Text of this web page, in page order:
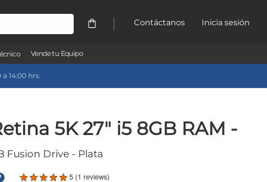
Contáctanos Inicia sesión
Vende tu Equipo
14:00 hrs.
5K 27" i5 8GB RAM -
Fusion Drive - Plata
5 (1 reviews)